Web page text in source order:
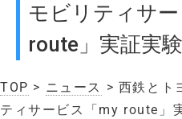
モビリティサ
route」実証実
TOP > ニュース > 西鉄とト
ティサービス「my route」